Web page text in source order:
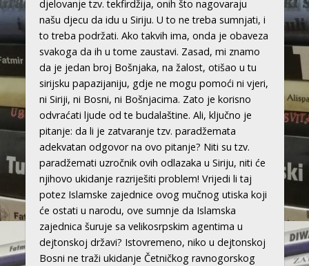
djelovanje tzv. tekfirdžija, onih što nagovaraju
našu djecu da idu u Siriju. U to ne treba sumnjati, i
to treba podržati. Ako takvih ima, onda je obaveza
svakoga da ih u tome zaustavi. Zasad, mi znamo
da je jedan broj Bošnjaka, na žalost, otišao u tu
sirijsku papazijaniju, gdje ne mogu pomoći ni vjeri,
ni Siriji, ni Bosni, ni Bošnjacima. Zato je korisno
odvraćati ljude od te budalaštine. Ali, ključno je
pitanje: da li je zatvaranje tzv. paradžemata
adekvatan odgovor na ovo pitanje? Niti su tzv.
paradžemati uzročnik ovih odlazaka u Siriju, niti će
njihovo ukidanje razriješiti problem! Vrijedi li taj
potez Islamske zajednice ovog mučnog utiska koji
će ostati u narodu, ove sumnje da Islamska
zajednica šuruje sa velikosrpskim agentima u
dejtonskoj državi? Istovremeno, niko u dejtonskoj
Bosni ne traži ukidanje Četničkog ravnogorskog